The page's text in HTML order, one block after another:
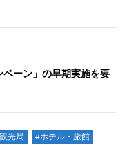
ーン」の早期実施を要
光局
#ホテル・旅館